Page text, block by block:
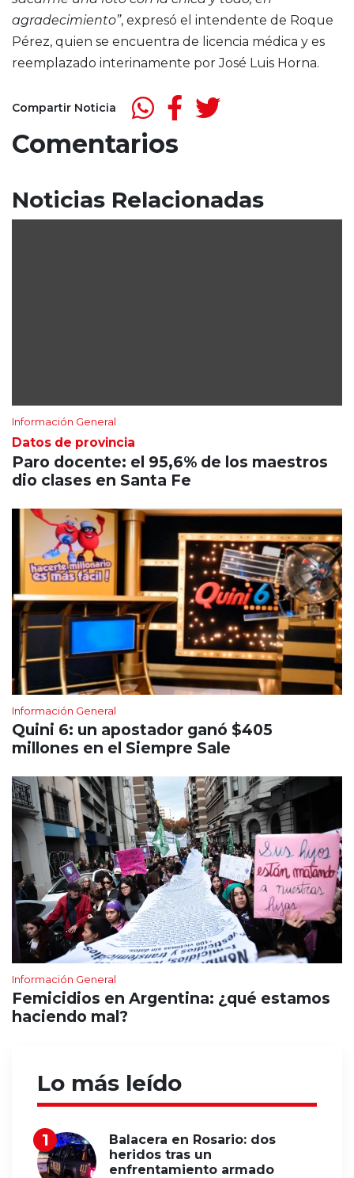
agradecimiento”, expresó el intendente de Roque
Pérez, quien se encuentra de licencia médica y es
reemplazado interinamente por José Luis Horna.
Compartir Noticia
Comentarios
Noticias Relacionadas
Información General
Datos de provincia
Paro docente: el 95,6% de los maestros
dio clases en Santa Fe
Información General
Quini 6: un apostador ganó $405
millones en el Siempre Sale
Información General
Femicidios en Argentina: ¿qué estamos
haciendo mal?
Lo más leído
Balacera en Rosario: dos
heridos tras un
enfrentamiento armado